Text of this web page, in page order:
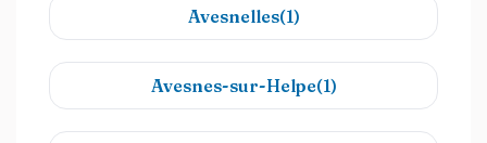
Avesnelles(1)
Avesnes-sur-Helpe(1)